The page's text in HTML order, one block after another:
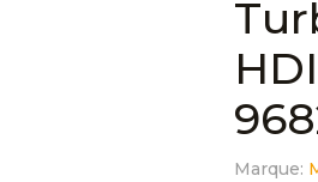
Marque: